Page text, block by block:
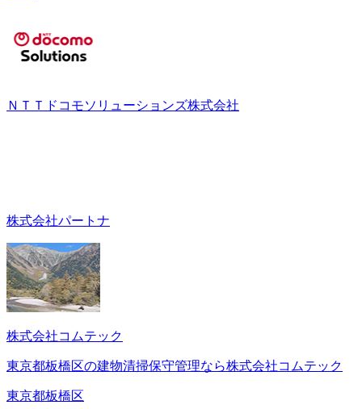
ＮＴＴドコモソリューションズ株式会社
株式会社パートナ
株式会社コムテック
東京都板橋区の建物清掃保守管理なら株式会社コムテック
東京都板橋区